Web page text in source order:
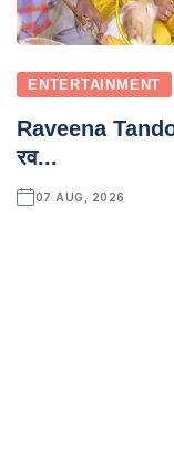
ENTERTAINMENT
Raveena
रव...
07 AUG, 2026